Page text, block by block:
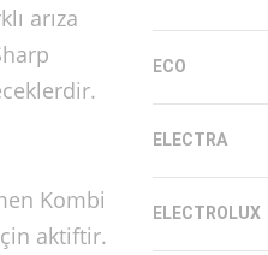
arıza
Kombi
aktiftir.
ECO
ELECTRA
ELECTROLUX